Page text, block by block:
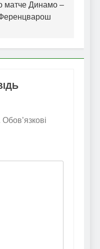
матче Динамо –
Обов’язкові